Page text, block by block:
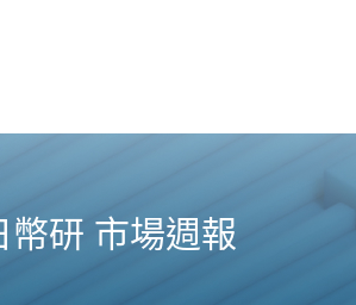
幣研 市場週報